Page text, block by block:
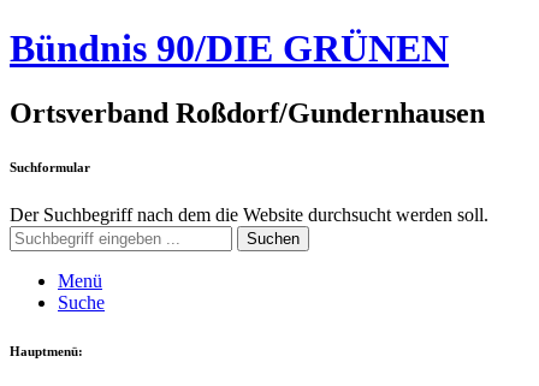
Bündnis 90/DIE GRÜNEN
Ortsverband Roßdorf/Gundernhausen
Suchformular
Der Suchbegriff nach dem die Website durchsucht werden soll.
Suchen
Menü
Suche
Hauptmenü: